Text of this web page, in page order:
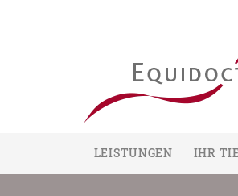
LEISTUNGEN IHR